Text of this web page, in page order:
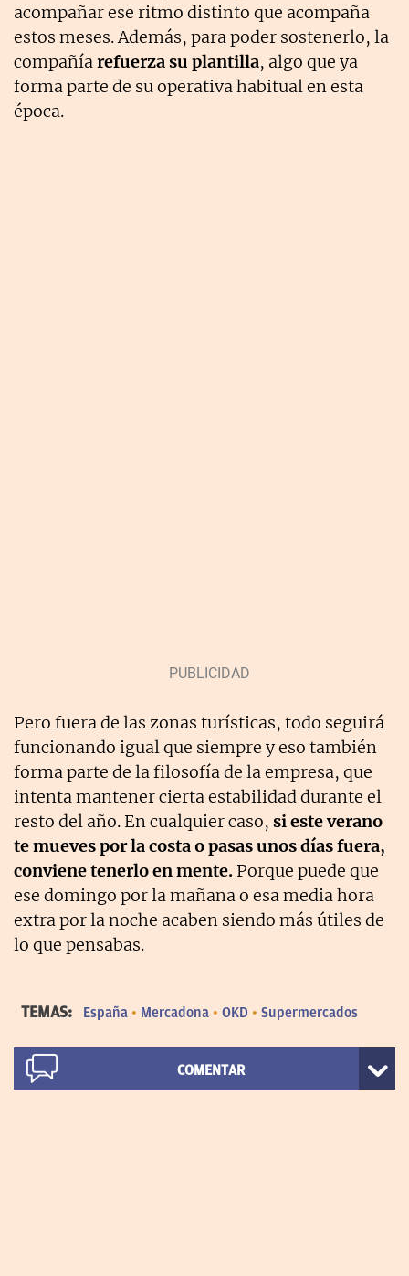
acompañar ese ritmo distinto que acompaña
estos meses. Además, para poder sostenerlo, la
compañíarefuerza su plantilla, algo que ya
forma parte de su operativa habitual en esta
época.
Pero fuera de las zonas turísticas, todo seguirá
funcionando igual que siempre y eso también
forma parte de la filosofía de la empresa, que
intenta mantener cierta estabilidad durante el
resto del año. En cualquier caso, si este verano
te mueves por la costa o pasas unos días fuera,
conviene tenerlo en mente. Porque puede que
ese domingo por la mañana o esa media hora
extra por la noche acaben siendo más útiles de
lo que pensabas.
TEMAS: España Mercadona OKD Supermercados
COMENTAR